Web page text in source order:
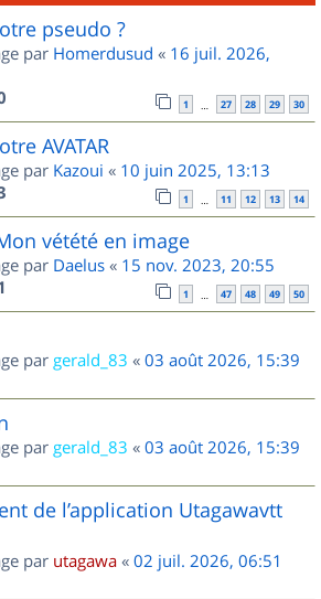
pseudo ?
par Homerdusud « 16 juil. 2026,
1 … 27 28 29 30
AVATAR
par Kazoui « 10 juin 2025, 13:13
1 … 11 12 13 14
vétété en image
par Daelus « 15 nov. 2023, 20:55
1 … 47 48 49 50
par gerald_83 « 03 août 2026, 15:39
par gerald_83 « 03 août 2026, 15:39
de l’application Utagawavtt
par utagawa « 02 juil. 2026, 06:51